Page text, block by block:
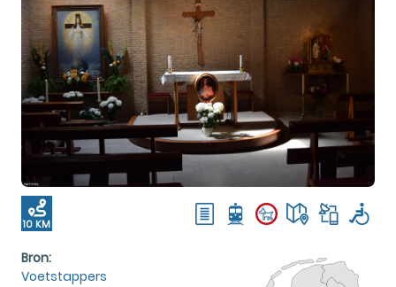
10 KM
Bron:
Voetstappers